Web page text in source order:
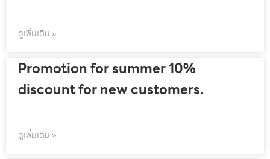
ดูเพิ่มเติม »
Promotion for summer 10%
discount for new customers.
ดูเพิ่มเติม »